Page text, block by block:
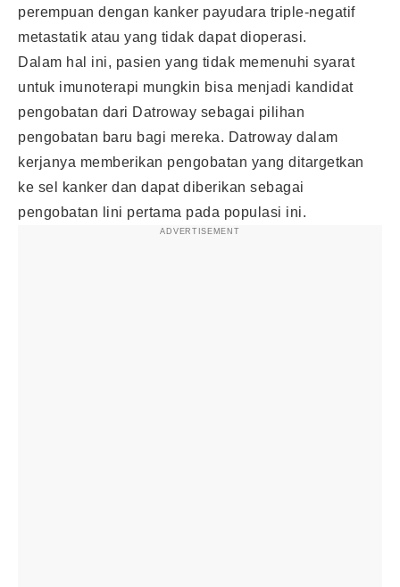
perempuan dengan kanker payudara triple-negatif
metastatik atau yang tidak dapat dioperasi.
Dalam hal ini, pasien yang tidak memenuhi syarat
untuk imunoterapi mungkin bisa menjadi kandidat
pengobatan dari Datroway sebagai pilihan
pengobatan baru bagi mereka. Datroway dalam
kerjanya memberikan pengobatan yang ditargetkan
ke sel kanker dan dapat diberikan sebagai
pengobatan lini pertama pada populasi ini.
ADVERTISEMENT